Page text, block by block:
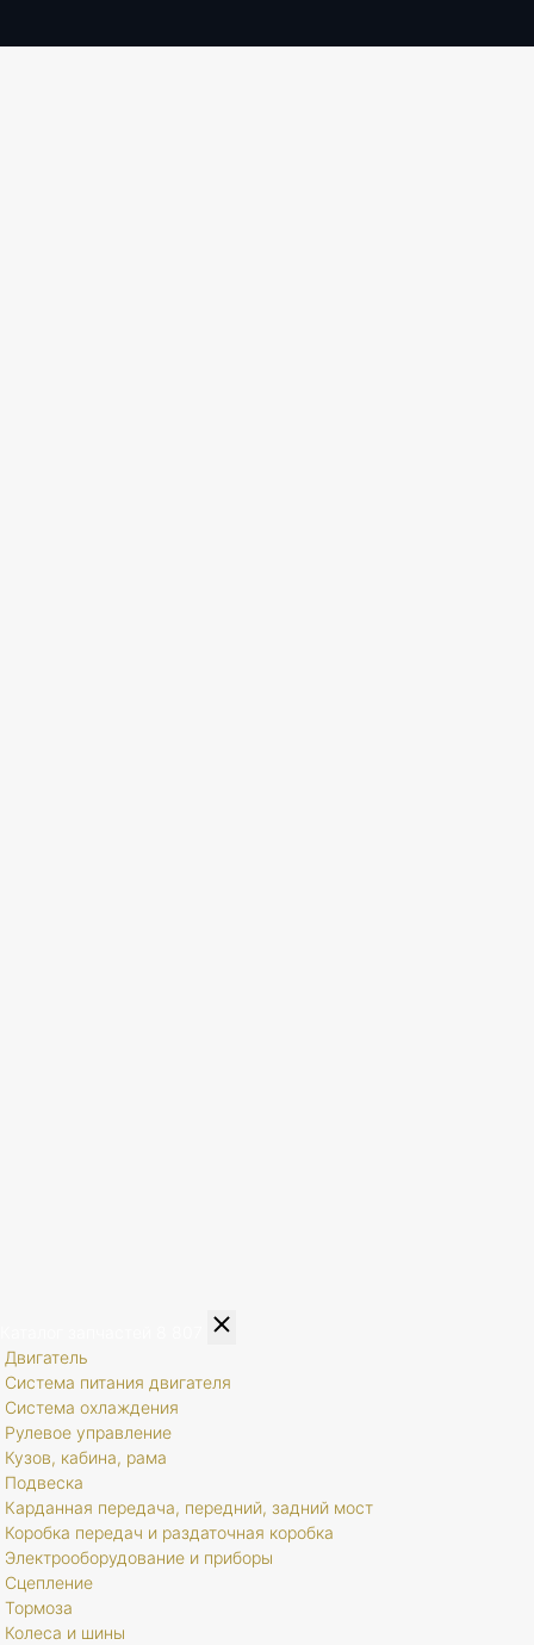
Двигатель
Система питания двигателя
Система охлаждения
Рулевое управление
Кузов, кабина, рама
Подвеска
Карданная передача, передний, задний мост
Коробка передач и раздаточная коробка
Электрооборудование и приборы
Сцепление
Тормоза
Колеса и шины